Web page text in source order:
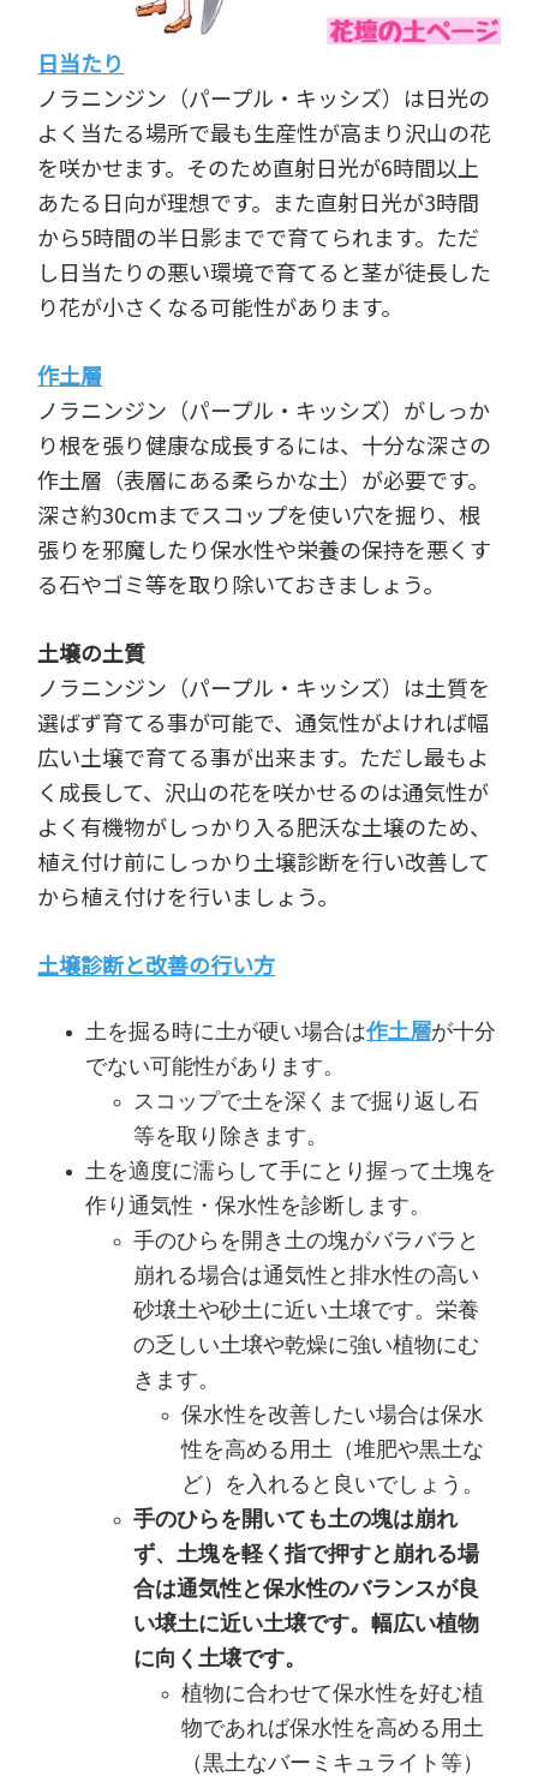
日当たり
ノラニンジン（パープル・キッシズ）は日光の
よく当たる場所で最も生産性が高まり沢山の花
を咲かせます。そのため直射日光が6時間以上
あたる日向が理想です。また直射日光が3時間
から5時間の半日影までで育てられます。ただ
し日当たりの悪い環境で育てると茎が徒長した
り花が小さくなる可能性があります。
作土層
ノラニンジン（パープル・キッシズ）がしっか
り根を張り健康な成長するには、十分な深さの
作土層（表層にある柔らかな土）が必要です。
深さ約30cmまでスコップを使い穴を掘り、根
張りを邪魔したり保水性や栄養の保持を悪くす
る石やゴミ等を取り除いておきましょう。
土壌の土質
ノラニンジン（パープル・キッシズ）は土質を
選ばず育てる事が可能で、通気性がよければ幅
広い土壌で育てる事が出来ます。ただし最もよ
く成長して、沢山の花を咲かせるのは通気性が
よく有機物がしっかり入る肥沃な土壌のため、
植え付け前にしっかり土壌診断を行い改善して
から植え付けを行いましょう。
土壌診断と改善の行い方
土を掘る時に土が硬い場合は作土層が十分
でない可能性があります。
スコップで土を深くまで掘り返し石
等を取り除きます。
土を適度に濡らして手にとり握って土塊を
作り通気性・保水性を診断します。
手のひらを開き土の塊がバラバラと
崩れる場合は通気性と排水性の高い
砂壌土や砂土に近い土壌です。栄養
の乏しい土壌や乾燥に強い植物にむ
きます。
保水性を改善したい場合は保水
性を高める用土（堆肥や黒土な
ど）を入れると良いでしょう。
手のひらを開いても土の塊は崩れ
ず、土塊を軽く指で押すと崩れる場
合は通気性と保水性のバランスが良
い壌土に近い土壌です。幅広い植物
に向く土壌です。
植物に合わせて保水性を好む植
物であれば保水性を高める用土
（黒土なバーミキュライト等）